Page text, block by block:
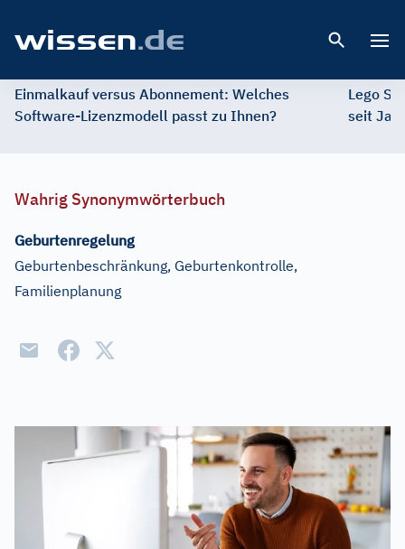
Einmalkauf versus Abonnement: Welches
Software-Lizenzmodell passt zu Ihnen?
Lego
seit
Wahrig Synonymwörterbuch
Geburtenregelung
Geburtenbeschränkung, Geburtenkontrolle,
Familienplanung